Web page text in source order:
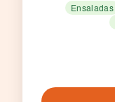
Ensaladas